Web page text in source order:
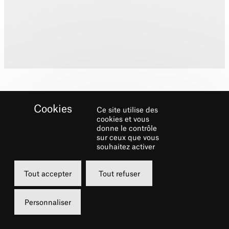
Formée à la gymnastique artistique et
diplômée de la Budapest Contemporary
Dance Academy and High School dans
différentes techniques de danse.
Ce site utilise des
cookies et vous
donne le contrôle
sur ceux que vous
souhaitez activer
Tout accepter Tout refuser
Personnaliser